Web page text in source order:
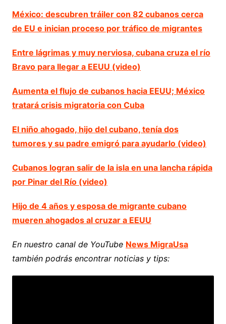
México: descubren tráiler con 82 cubanos cerca
de EU e inician proceso por tráfico de migrantes
Entre lágrimas y muy nerviosa, cubana cruza el río
Bravo para llegar a EEUU (video)
Aumenta el flujo de cubanos hacia EEUU; México
tratará crisis migratoria con Cuba
El niño ahogado, hijo del cubano, tenía dos
tumores y su padre emigró para ayudarlo (video)
Cubanos logran salir de la isla en una lancha rápida
por Pinar del Río (video)
Hijo de 4 años y esposa de migrante cubano
mueren ahogados al cruzar a EEUU
En nuestro canal de YouTube News MigraUsa
también podrás encontrar noticias y tips: